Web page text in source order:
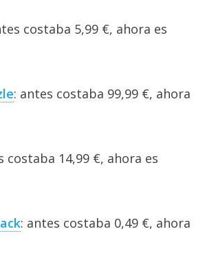
costaba 5,99 €, ahora es
: antes costaba 99,99 €, ahora
costaba 14,99 €, ahora es
: antes costaba 0,49 €, ahora